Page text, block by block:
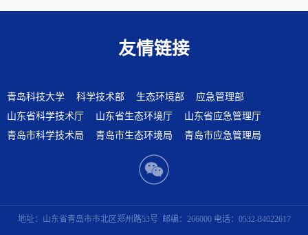
友情链接
青岛科技大学 科学技术部 生态环境部
应急管理部
山东省科学技术厅
山东省生态环境厅
山东省应急管理厅
青岛市科学技术局
青岛市生态环境局 青岛市应急管理局
地址：山东省青岛市市北区郑州路53号 邮编：266000 电话：0532-84022617